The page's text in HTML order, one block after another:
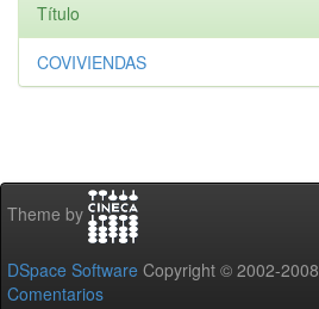
Título
COVIVIENDAS
Theme by
DSpace Software Copyright © 2002-2008
Comentarios